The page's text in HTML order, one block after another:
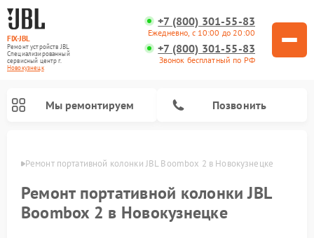
FIX-JBL
Ремонт устройств JBL
Специализированный
cервисный центр г.
Новокузнецк
+7 (800) 301-55-83
Ежедневно, с 10:00 до 20:00
+7 (800) 301-55-83
Звонок бесплатный по РФ
Мы ремонтируем Позвонить
Ремонт портативной колонки JBL Boombox 2 в Новокузнецке
Ремонт портативной колонки JBL
Boombox 2 в Новокузнецке